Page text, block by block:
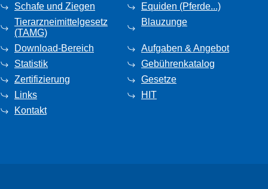
Schafe und Ziegen
Equiden (Pferde...)
Tierarzneimittelgesetz
(TAMG)
Blauzunge
Download-Bereich
Aufgaben & Angebot
Statistik
Gebührenkatalog
Zertifizierung
Gesetze
Links
HIT
Kontakt